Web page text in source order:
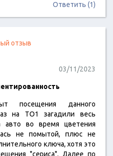
Ответить (1)
отзыв
03/11/2023
посещения данного
на ТО1 загадили весь
авто во время цветения
не помытой, плюс не
ключа, хотя это
"сериса". Далее по